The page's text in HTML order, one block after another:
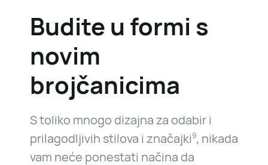
Budite u formi s
novim
brojčanicima
S toliko mnogo dizajna za odabir i
prilagodljivih stilova i značajki9, nikada
vam neće ponestati načina da